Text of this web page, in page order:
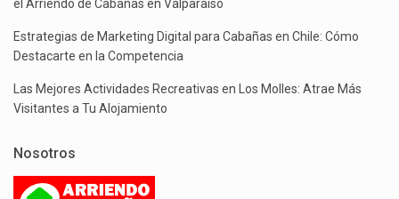
el Arriendo de Cabañas en Valparaíso
Estrategias de Marketing Digital para Cabañas en Chile: Cómo
Destacarte en la Competencia
Las Mejores Actividades Recreativas en Los Molles: Atrae Más
Visitantes a Tu Alojamiento
Nosotros